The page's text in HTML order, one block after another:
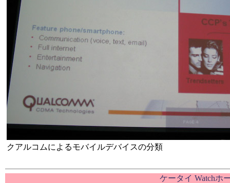
クアルコムによるモバイルデバイスの分類
ケータイ Watchホ